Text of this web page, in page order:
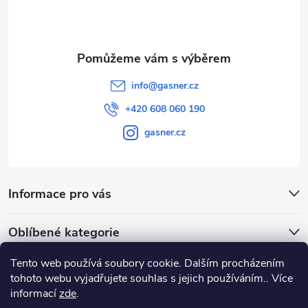
Tento web používá soubory cookie. Dalším procházením
tohoto webu vyjadřujete souhlas s jejich používáním.. Více
informacízde.
info@gasner.cz
+420 608 060 190
gasner.cz
Informace pro vás
Oblíbené kategorie
Přijímáme online platby